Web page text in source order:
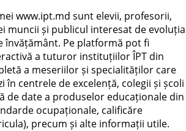
www.ipt.md sunt elevii, profesorii,
muncii și publicul interesat de evoluția
învățământ. Pe platformă pot fi
a tuturor instituțiilor ÎPT din
a meseriilor și specialităților care
în centrele de excelență, colegii și școli
de date a produselor educaționale din
ocupaționale, calificăre
precum și alte informații utile.